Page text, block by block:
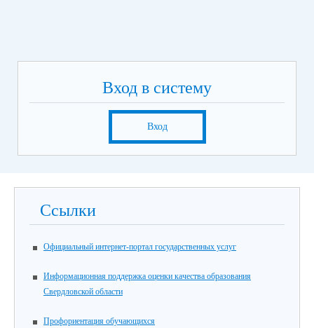
Вход в систему
Вход
Ссылки
Официальный интернет-портал государственных услуг
Информационная поддержка оценки качества образования
Свердловской области
Профориентация обучающихся